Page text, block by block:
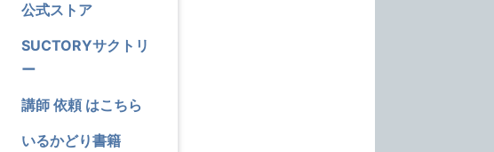
公式ストア
SUCTORYサクトリ
ー
講師 依頼 はこちら
いるかどり書籍